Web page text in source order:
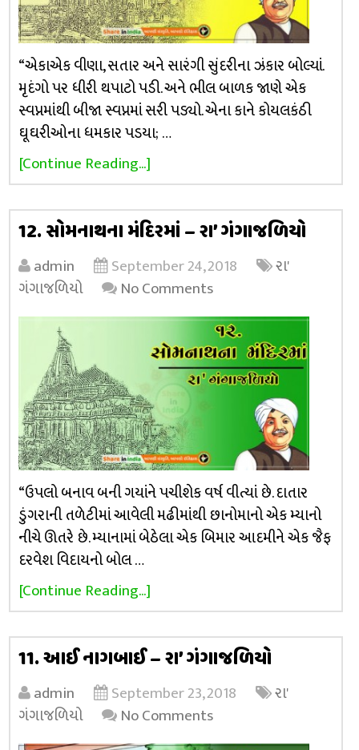
“એકાએક વીણા, સતાર અને સારંગી સુંદરીના ઝંકાર બોલ્યાં.
મૃદંગો પર ધીરી થપાટો પડી. અને ભીલ બાળક જાણે એક
સ્વપ્નમાંથી બીજા સ્વપ્નમાં સરી પડ્યો. એના કાને કોયલકંઠી
ઘૂઘરીઓના ધમકાર પડયા; …
[Continue Reading...]
12. સોમનાથના મંદિરમાં – રા’ ગંગાજળિયો
admin September 24, 2018
રા'
ગંગાજળિયો
No Comments
“ઉપલો બનાવ બની ગયાંને પચીશેક વર્ષ વીત્યાં છે. દાતાર
ડુંગરાની તળેટીમાં આવેલી મઢીમાંથી છાનોમાનો એક મ્યાનો
નીચે ઊતરે છે. મ્યાનામાં બેઠેલા એક બિમાર આદમીને એક જૈફ
દરવેશ વિદાયનો બોલ …
[Continue Reading...]
11. આઈ નાગબાઈ – રા’ ગંગાજળિયો
admin September 23, 2018
રા'
ગંગાજળિયો
No Comments